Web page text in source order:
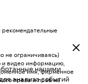
нашими
анализа событий
рекомендательные
не ограничиваясь)
и видео информацию,
имя, фирменное
права и прав на